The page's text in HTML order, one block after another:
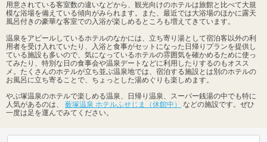
用意されている客室数の違いなどから、観光向けのホテルは旅館と比べて大規
模な浴場を備えている傾向がみられます。また、最近では大浴場のほかに露天
風呂付きの豪華な客室での入浴が楽しめるところも増えてきています。
温泉をアピールしているホテルのなかには、立ち寄り湯として宿泊客以外の利
用者を受け入れていたり、入浴と食事がセットになった日帰りプランを提供し
ている施設も多いので、気になっているホテルの雰囲気を確かめるために使っ
てみたり、特別な日の食事会や温泉デートなどに利用したりするのもオスス
メ。たくさんのホテルが立ち並ぶ温泉地では、宿泊する施設とは別のホテルの
お風呂に立ち寄ることで、ちょっとした湯めぐりも楽しめます。
やぶ塚温泉のホテルで楽しめる温泉、日帰り温泉、スーパー銭湯の中でも特に
人気があるのは、 薮塚温泉 ホテルふせじま（休館中）
などの施設です。ぜひ
一度は足を運んでみてください。